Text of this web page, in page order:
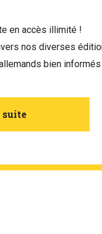
en accès illimité !
nos diverses
bien
suite